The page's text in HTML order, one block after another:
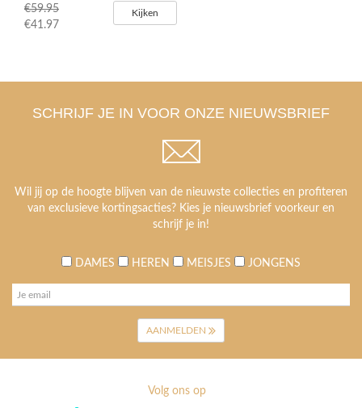
€59.95
€41.97
Kijken
SCHRIJF JE IN VOOR ONZE NIEUWSBRIEF
Wil jij op de hoogte blijven van de nieuwste collecties en profiteren
van exclusieve kortingsacties? Kies je nieuwsbrief voorkeur en
schrijf je in!
DAMES HEREN MEISJES JONGENS
AANMELDEN
Volg ons op